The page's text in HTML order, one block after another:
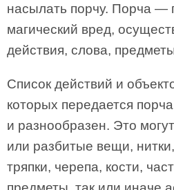
насылать порчу. Порча —
магический вред,
действия, слова,
Список действий и
которых передается
и разнообразен. Это
или разбитые вещи,
тряпки, черепа, кости,